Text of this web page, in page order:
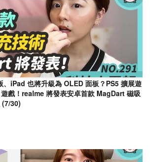
iPad 也將升級為 OLED 面板？PS5 擴展遊
戲！realme 將發表安卓首款 MagDart 磁吸
(7/30)